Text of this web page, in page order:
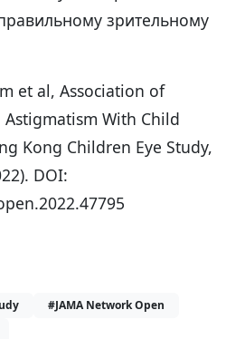
зрительному
et al, Association of
With Child
Kong Children Eye Study,
DOI:
#JAMA Network Open